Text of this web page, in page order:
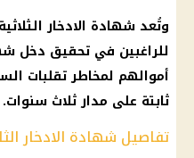
وتُعد شهادة الادخار
للراغبين في تحقيق دخل
أموالهم لمخاطر تقلبات
ثابتة على مدار ثلاث سنوات.
تفاصيل شهادة الادخار